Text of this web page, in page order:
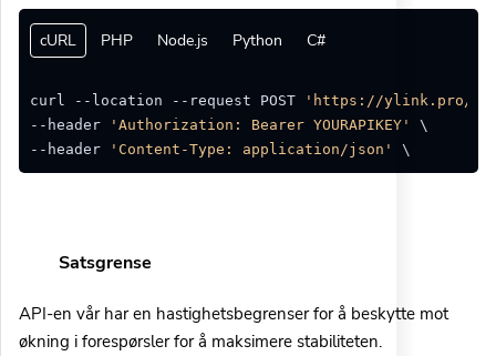
cURL PHP Node.js Python C#
curl --location --request POST
'https://ylink.pro/
--header
'Authorization: Bearer YOURAPIKEY'
\
--header
'Content-Type: application/json' \
Satsgrense
API-en vår har en hastighetsbegrenser for å beskytte mot
økning i forespørsler for å maksimere stabiliteten.